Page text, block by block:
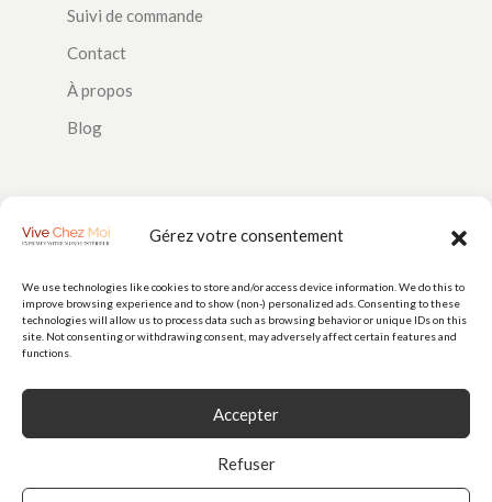
Gérez votre consentement
We use technologies like cookies to store and/or access device information. We do this to
improve browsing experience and to show (non-) personalized ads. Consenting to these
technologies will allow us to process data such as browsing behavior or unique IDs on this
site. Not consenting or withdrawing consent, may adversely affect certain features and
functions.
Accepter
Refuser
Suivi de commande
Contact
À propos
Blog
PAIEMENTS